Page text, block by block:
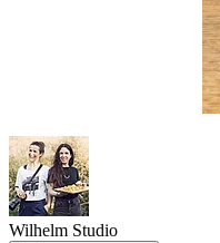
Wilhelm Studio